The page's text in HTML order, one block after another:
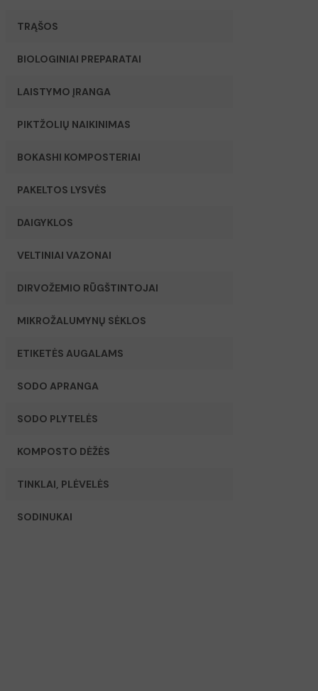
TRĄŠOS
BIOLOGINIAI PREPARATAI
LAISTYMO ĮRANGA
PIKTŽOLIŲ NAIKINIMAS
BOKASHI KOMPOSTERIAI
PAKELTOS LYSVĖS
DAIGYKLOS
VELTINIAI VAZONAI
DIRVOŽEMIO RŪGŠTINTOJAI
MIKROŽALUMYNŲ SĖKLOS
ETIKETĖS AUGALAMS
SODO APRANGA
SODO PLYTELĖS
KOMPOSTO DĖŽĖS
TINKLAI, PLĖVELĖS
SODINUKAI